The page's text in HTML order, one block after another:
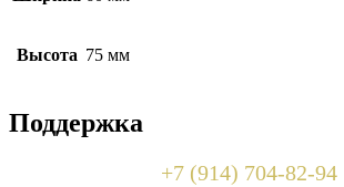
Высота 75 мм
Поддержка
+7 (914) 704-82-94